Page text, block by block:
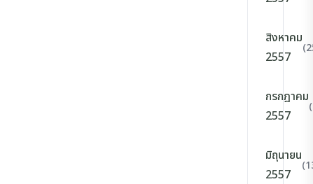
สิงหาคม
2557
กรกฎาคม
2557
มิถุนายน
2557